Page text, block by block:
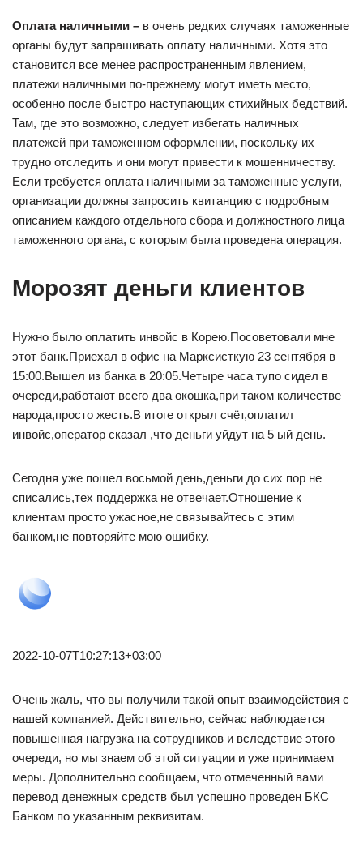
Оплата наличными – в очень редких случаях таможенные
органы будут запрашивать оплату наличными. Хотя это
становится все менее распространенным явлением,
платежи наличными по-прежнему могут иметь место,
особенно после быстро наступающих стихийных бедствий.
Там, где это возможно, следует избегать наличных
платежей при таможенном оформлении, поскольку их
трудно отследить и они могут привести к мошенничеству.
Если требуется оплата наличными за таможенные услуги,
организации должны запросить квитанцию с подробным
описанием каждого отдельного сбора и должностного лица
таможенного органа, с которым была проведена операция.
Морозят деньги клиентов
Нужно было оплатить инвойс в Корею.Посоветовали мне
этот банк.Приехал в офис на Марксисткую 23 сентября в
15:00.Вышел из банка в 20:05.Четыре часа тупо сидел в
очереди,работают всего два окошка,при таком количестве
народа,просто жесть.В итоге открыл счёт,оплатил
инвойс,оператор сказал ,что деньги уйдут на 5 ый день.
Сегодня уже пошел восьмой день,деньги до сих пор не
списались,тех поддержка не отвечает.Отношение к
клиентам просто ужасное,не связывайтесь с этим
банком,не повторяйте мою ошибку.
2022-10-07T10:27:13+03:00
Очень жаль, что вы получили такой опыт взаимодействия с
нашей компанией. Действительно, сейчас наблюдается
повышенная нагрузка на сотрудников и вследствие этого
очереди, но мы знаем об этой ситуации и уже принимаем
меры. Дополнительно сообщаем, что отмеченный вами
перевод денежных средств был успешно проведен БКС
Банком по указанным реквизитам.